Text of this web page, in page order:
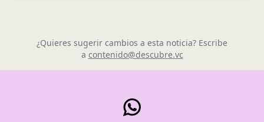
¿Quieres sugerir cambios a esta noticia? Escribe
a contenido@descubre.vc